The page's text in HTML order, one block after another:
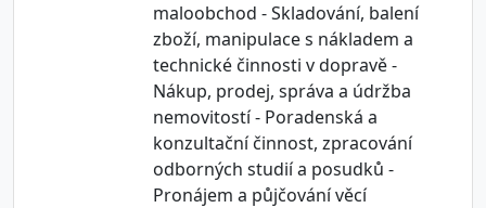
maloobchod - Skladování, balení
zboží, manipulace s nákladem a
technické činnosti v dopravě -
Nákup, prodej, správa a údržba
nemovitostí - Poradenská a
konzultační činnost, zpracování
odborných studií a posudků -
Pronájem a půjčování věcí